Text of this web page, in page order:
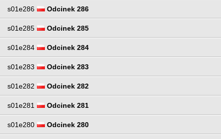
s01e286 Odcinek 286
s01e285 Odcinek 285
s01e284 Odcinek 284
s01e283 Odcinek 283
s01e282 Odcinek 282
s01e281 Odcinek 281
s01e280 Odcinek 280